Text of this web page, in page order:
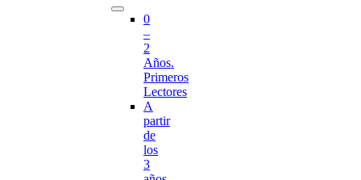
0
–
2
Años.
Primeros
Lectores
A
partir
de
los
3